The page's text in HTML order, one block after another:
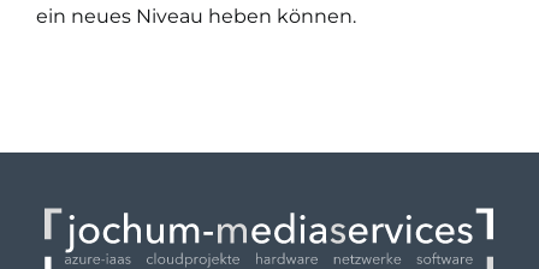
ein neues Niveau heben können.